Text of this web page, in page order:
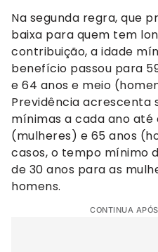
Na segunda regra, que
baixa para quem tem
contribuição, a idade
benefício passou para
e 64 anos e meio
Previdência acrescenta
mínimas a cada ano até
(mulheres) e 65 anos
casos, o tempo mínimo
de 30 anos para as
homens.
CONTINUA